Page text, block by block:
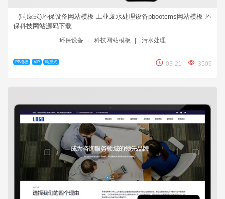
(响应式)环保设备网站模板 工业废水处理设备pbootcms网站模板 环
保科技网站源码下载
环保设备 科技网站模板 污水处理
PB模板 VIP 响应式 03-21 3509